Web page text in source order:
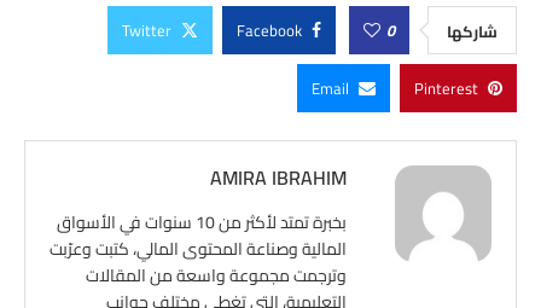
شاركها 0
Facebook
Twitter
Pinterest
Email
AMIRA IBRAHIM
بخبرة تمتد لأكثر من 10 سنوات في الأسواق
المالية وصناعة المحتوى المالي، كتبت وعرّبت
وترجمت مجموعة واسعة من المقالات